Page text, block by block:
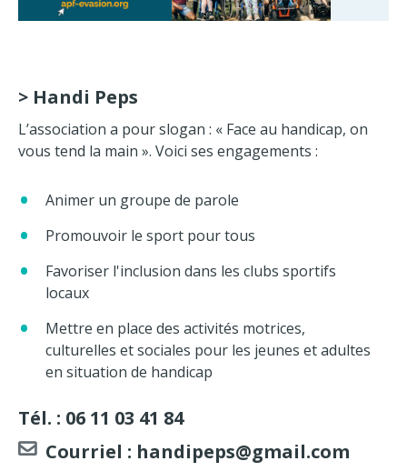
> Handi Peps
L’association a pour slogan : « Face au handicap, on
vous tend la main ». Voici ses engagements :
Animer un groupe de parole
Promouvoir le sport pour tous
Favoriser l'inclusion dans les clubs sportifs
locaux
Mettre en place des activités motrices,
culturelles et sociales pour les jeunes et adultes
en situation de handicap
Tél. : 06 11 03 41 84
Courriel : handipeps@gmail.com